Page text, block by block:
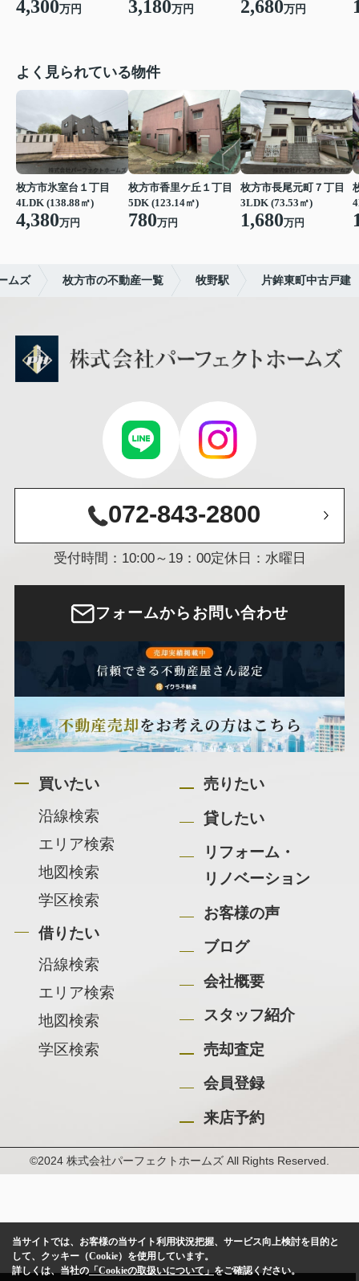
4,300万円 3,180万円 2,680万円
よく見られている物件
枚方市氷室台１丁目
4LDK (138.88㎡)
4,380万円
枚方市香里ケ丘１丁目
5DK (123.14㎡)
780万円
枚方市長尾元町７丁目
3LDK (73.53㎡)
1,680万円
ムズ 枚方市の不動産一覧 牧野駅 片鉾東町中古戸建
072-843-2800
受付時間：10:00～19：00定休日：水曜日
フォームからお問い合わせ
買いたい
沿線検索
エリア検索
地図検索
学区検索
借りたい
沿線検索
エリア検索
地図検索
学区検索
売りたい
貸したい
リフォーム・
リノベーション
お客様の声
ブログ
会社概要
スタッフ紹介
売却査定
会員登録
来店予約
©2024 株式会社パーフェクトホームズ All Rights Reserved.
当サイトでは、お客様の当サイト利用状況把握、サービス向上検討を目的と
して、クッキー（Cookie）を使用しています。
詳しくは、当社の「Cookieの取扱いについて」をご確認ください。